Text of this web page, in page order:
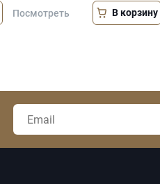
Посмотреть В корзину